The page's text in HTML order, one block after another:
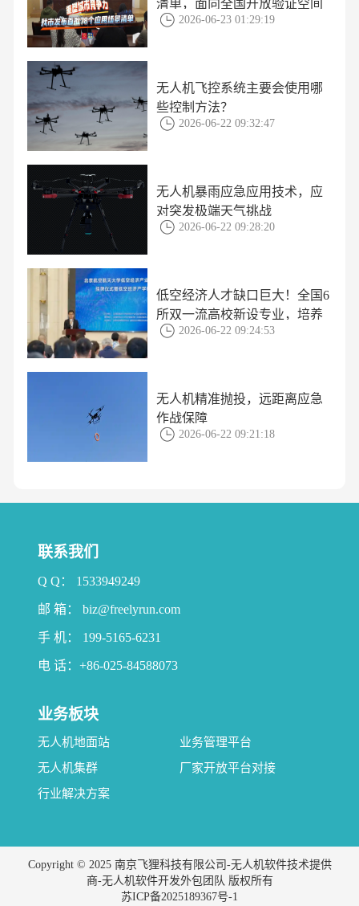
清单，面向全国开放验证空间
2026-06-23 01:29:19
无人机飞控系统主要会使用哪
些控制方法？
2026-06-22 09:32:47
无人机暴雨应急应用技术，应
对突发极端天气挑战
2026-06-22 09:28:20
低空经济人才缺口巨大！全国6
所双一流高校新设专业，培养
方案揭秘
2026-06-22 09:24:53
无人机精准抛投，远距离应急
作战保障
2026-06-22 09:21:18
联系我们
Q Q： 1533949249
邮 箱： biz@freelyrun.com
手 机： 199-5165-6231
电 话：+86-025-84588073
业务板块
无人机地面站
业务管理平台
无人机集群
厂家开放平台对接
行业解决方案
Copyright © 2025 南京飞狸科技有限公司-无人机软件技术提供
商-无人机软件开发外包团队 版权所有
苏ICP备2025189367号-1